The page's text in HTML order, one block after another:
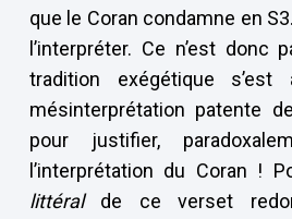
que le Coran condamne en
l’interpréter. Ce n’est donc
tradition exégétique
mésinterprétation patente
pour justifier,
l’interprétation du Coran !
littéralde ce verset